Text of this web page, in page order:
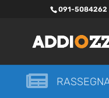
091-5084262
